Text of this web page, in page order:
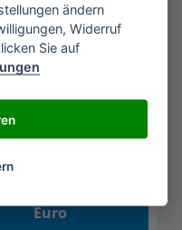
13,36
14,85
Euro
Euro
ändern
Widerruf
Sie auf